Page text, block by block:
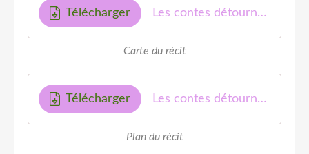
Télécharger Les contes détournés-carte-du-récit-MF
Carte du récit
Télécharger Les contes détournés-Plan-du-récit-MF
Plan du récit